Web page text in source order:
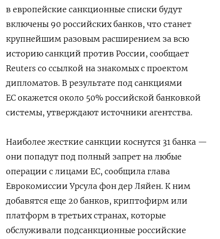
в европейские санкционные списки будут
включены 90 российских банков, что станет
крупнейшим разовым расширением за всю
историю санкций против России, сообщает
Reuters со ссылкой на знакомых с проектом
дипломатов. В результате под санкциями
ЕС окажется около 50% российской банковкой
системы, утверждают источники агентства.
Наиболее жесткие санкции коснутся 31 банка —
они попадут под полный запрет на любые
операции с лицами ЕС, сообщила глава
Еврокомиссии Урсула фон дер Ляйен. К ним
добавятся еще 20 банков, криптофирм или
платформ в третьих странах, которые
обслуживали подсанкционные российские